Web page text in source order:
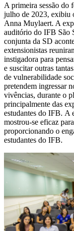
A primeira sessão do
julho de 2023, exibiu
Anna Muylaert. A
auditório do IFB São
conjunta da SD
extensionistas
instigadora para
e suscitar outras
de vulnerabilidade
pretendem ingressar
vivências, durante o
principalmente das
estudantes do IFB. A
mostrou-se eficaz
proporcionando o
estudantes do IFB.